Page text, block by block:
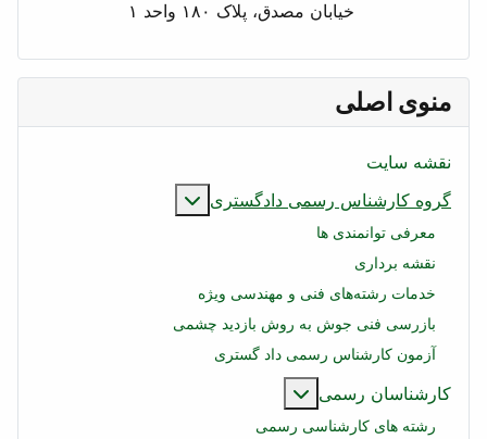
خیابان مصدق، پلاک ۱۸۰ واحد ۱
منوی اصلی
نقشه سایت
گروه کارشناس رسمی دادگستری
معرفی توانمندی ها
نقشه برداری
خدمات رشته‌های فنی و مهندسی ویژه
بازرسی فنی جوش به روش بازدید چشمی
آزمون کارشناس رسمی داد گستری
کارشناسان رسمی
رشته های کارشناسی رسمی